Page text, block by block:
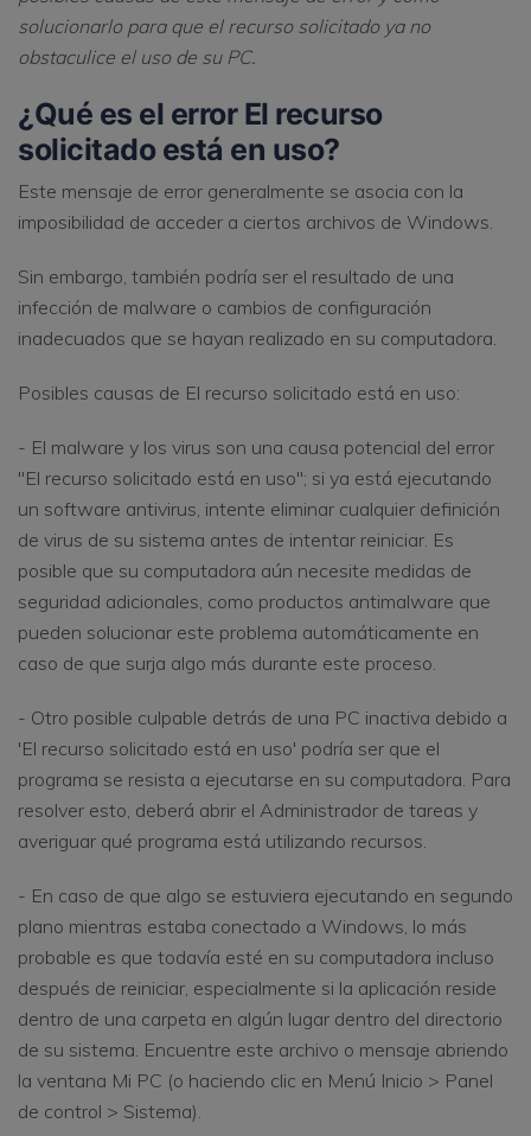
solucionarlo para que el recurso solicitado ya no
obstaculice el uso de su PC.
¿Qué es el error El recurso
solicitado está en uso?
Este mensaje de error generalmente se asocia con la
imposibilidad de acceder a ciertos archivos de Windows.
Sin embargo, también podría ser el resultado de una
infección de malware o cambios de configuración
inadecuados que se hayan realizado en su computadora.
Posibles causas de El recurso solicitado está en uso:
- El malware y los virus son una causa potencial del error
"El recurso solicitado está en uso"; si ya está ejecutando
un software antivirus, intente eliminar cualquier definición
de virus de su sistema antes de intentar reiniciar. Es
posible que su computadora aún necesite medidas de
seguridad adicionales, como productos antimalware que
pueden solucionar este problema automáticamente en
caso de que surja algo más durante este proceso.
- Otro posible culpable detrás de una PC inactiva debido a
'El recurso solicitado está en uso' podría ser que el
programa se resista a ejecutarse en su computadora. Para
resolver esto, deberá abrir el Administrador de tareas y
averiguar qué programa está utilizando recursos.
- En caso de que algo se estuviera ejecutando en segundo
plano mientras estaba conectado a Windows, lo más
probable es que todavía esté en su computadora incluso
después de reiniciar, especialmente si la aplicación reside
dentro de una carpeta en algún lugar dentro del directorio
de su sistema. Encuentre este archivo o mensaje abriendo
la ventana Mi PC (o haciendo clic en Menú Inicio > Panel
de control > Sistema).